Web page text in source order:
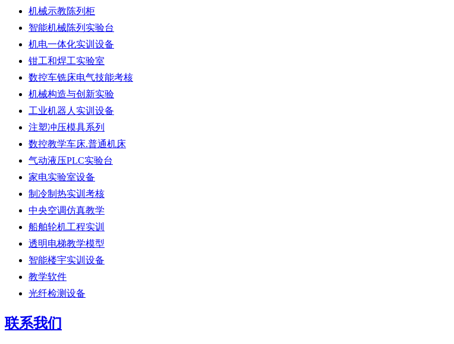
机械示教陈列柜
智能机械陈列实验台
机电一体化实训设备
钳工和焊工实验室
数控车铣床电气技能考核
机械构造与创新实验
工业机器人实训设备
注塑冲压模具系列
数控教学车床.普通机床
气动液压PLC实验台
家电实验室设备
制冷制热实训考核
中央空调仿真教学
船舶轮机工程实训
透明电梯教学模型
智能楼宇实训设备
教学软件
光纤检测设备
联系我们